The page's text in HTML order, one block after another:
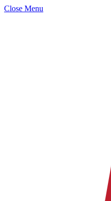
Close Menu